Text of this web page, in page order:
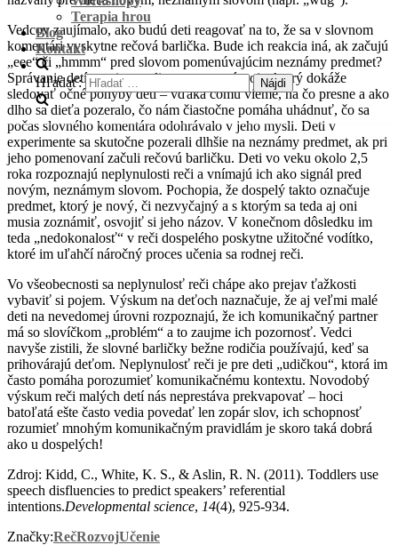
Terapia hrou
Blog
Kontakt
Hľadať:
Vedcov zaujímalo, ako budú deti reagovať na to, že sa v slovnom
komentári vyskytne rečová barlička. Bude ich reakcia iná, ak začujú
„eee“ či „hmmm“ pred slovom pomenúvajúcim neznámy predmet?
Správanie detí monitorovali pomocou prístroja, ktorý dokáže
sledovať očné pohyby detí – vďaka čomu vieme, na čo presne a ako
dlho sa dieťa pozeralo, čo nám čiastočne pomáha uhádnuť, čo sa
počas slovného komentára odohrávalo v jeho mysli. Deti v
experimente sa skutočne pozerali dlhšie na neznámy predmet, ak pri
jeho pomenovaní začuli rečovú barličku. Deti vo veku okolo 2,5
roka rozpoznajú neplynulosti reči a vnímajú ich ako signál pred
novým, neznámym slovom. Pochopia, že dospelý takto označuje
predmet, ktorý je nový, či nezvyčajný a s ktorým sa teda aj oni
musia zoznámiť, osvojiť si jeho názov. V konečnom dôsledku im
teda „nedokonalosť“ v reči dospelého poskytne užitočné vodítko,
ktoré im uľahčí náročný proces učenia sa rodnej reči.
Vo všeobecnosti sa neplynulosť reči chápe ako prejav ťažkosti
vybaviť si pojem. Výskum na deťoch naznačuje, že aj veľmi malé
deti na nevedomej úrovni rozpoznajú, že ich komunikačný partner
má so slovíčkom „problém“ a to zaujme ich pozornosť. Vedci
navyše zistili, že slovné barličky bežne rodičia používajú, keď sa
prihovárajú deťom. Neplynulosť reči je pre deti „udičkou“, ktorá im
často pomáha porozumieť komunikačnému kontextu. Novodobý
výskum reči malých detí nás neprestáva prekvapovať – hoci
batoľatá ešte často vedia povedať len zopár slov, ich schopnosť
rozumieť mnohým komunikačným pravidlám je skoro taká dobrá
ako u dospelých!
Zdroj: Kidd, C., White, K. S., & Aslin, R. N. (2011). Toddlers use
speech disfluencies to predict speakers’ referential
intentions.Developmental science, 14(4), 925-934.
Značky:RečRozvojUčenie